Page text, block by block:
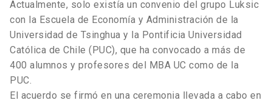
Actualmente, solo existía un convenio del grupo Luksic
con la Escuela de Economía y Administración de la
Universidad de Tsinghua y la Pontificia Universidad
Católica de Chile (PUC), que ha convocado a más de
400 alumnos y profesores del MBA UC como de la
PUC.
El acuerdo se firmó en una ceremonia llevada a cabo en